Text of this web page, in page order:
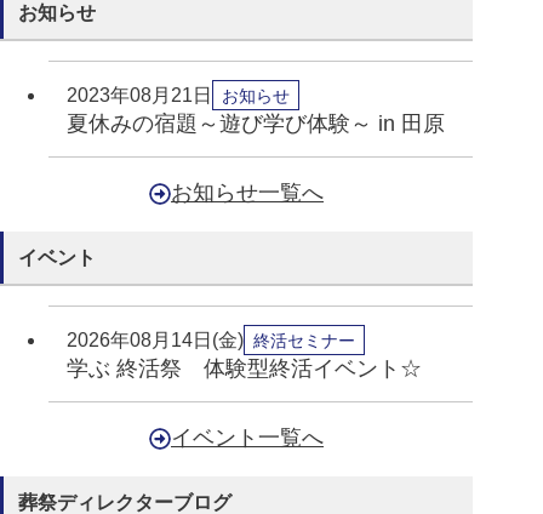
お知らせ
2023年08月21日 お知らせ
夏休みの宿題～遊び学び体験～ in 田原
お知らせ一覧へ
イベント
2026年08月14日(金) 終活セミナー
学ぶ 終活祭 体験型終活イベント☆
イベント一覧へ
葬祭ディレクターブログ